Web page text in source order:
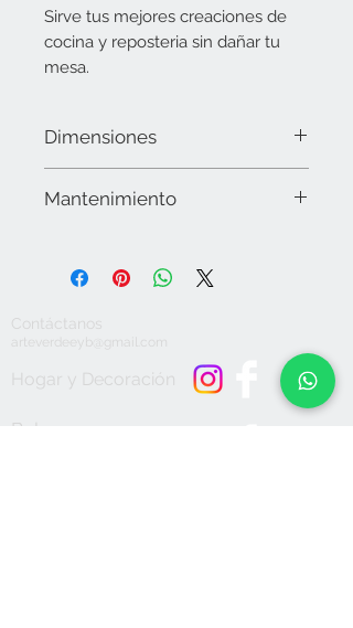
Sirve tus mejores creaciones de
cocina y reposteria sin dañar tu
mesa.
Dimensiones
Mantenimiento
utilizar químicos o detergentes
en agua. No apto para lavavajillas. No
dejar expuesto a la intemperie.
Contáctanos
arteverdeeyb@gmail.com
Hogar y Decoración
Bolsas y